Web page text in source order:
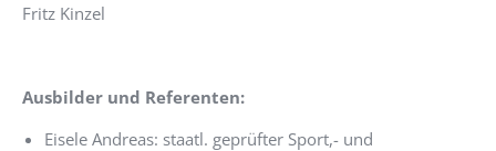
Fritz Kinzel
Ausbilder und Referenten:
Eisele Andreas: staatl. geprüfter Sport,- und